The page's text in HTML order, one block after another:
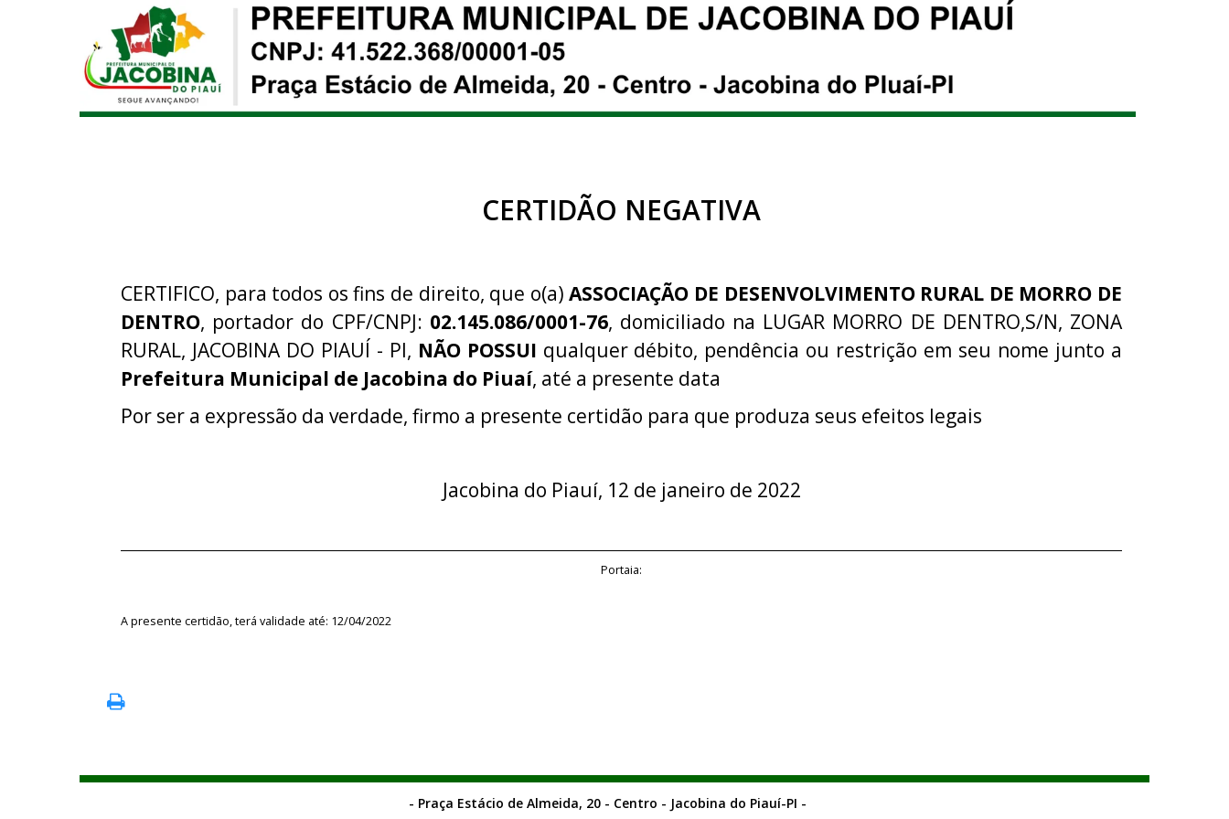
CERTIDÃO NEGATIVA
CERTIFICO, para todos os fins de direito, que o(a)ASSOCIAÇÃO DE DESENVOLVIMENTO RURAL DE MORRO DE
DENTRO, portador do CPF/CNPJ: 02.145.086/0001-76, domiciliado na LUGAR MORRO DE DENTRO,S/N, ZONA
RURAL, JACOBINA DO PIAUÍ - PI, NÃO POSSUI qualquer débito, pendência ou restrição em seu nome junto a
Prefeitura Municipal de Jacobina do Piuaí, até a presente data
Por ser a expressão da verdade, firmo a presente certidão para que produza seus efeitos legais
Jacobina do Piauí, 12 de janeiro de 2022
Portaia:
A presente certidão, terá validade até: 12/04/2022
- Praça Estácio de Almeida, 20 - Centro - Jacobina do Piauí-PI -